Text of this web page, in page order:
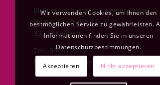
Blumengärtnerei Schweiger GmbH
Hemauer Straße 16
93309 Kelheim
Tel.: 09441 3272
E-Mail: info@blumengaertnerei-
Wir verwenden Cookies, um Ihnen den
bestmöglichen Service zu gewährleisten.
Informationen finden Sie in unseren
Datenschutzbestimmungen.
Akzeptieren Nicht akzeptieren